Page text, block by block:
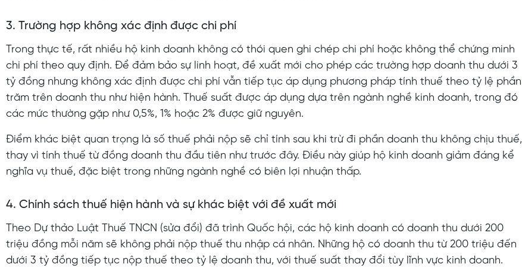
3. Trường hợp không xác định được chi phí
Trong thực tế, rất nhiều hộ kinh doanh không có thói quen ghi chép chi phí hoặc không thể chứng minh
chi phí theo quy định. Để đảm bảo sự linh hoạt, đề xuất mới cho phép các trường hợp doanh thu dưới 3
tỷ đồng nhưng không xác định được chi phí vẫn tiếp tục áp dụng phương pháp tính thuế theo tỷ lệ phần
trăm trên doanh thu như hiện hành. Thuế suất được áp dụng dựa trên ngành nghề kinh doanh, trong đó
các mức thường gặp như 0,5%, 1% hoặc 2% được giữ nguyên.
Điểm khác biệt quan trọng là số thuế phải nộp sẽ chỉ tính sau khi trừ đi phần doanh thu không chịu thuế,
thay vì tính thuế từ đồng doanh thu đầu tiên như trước đây. Điều này giúp hộ kinh doanh giảm đáng kể
nghĩa vụ thuế, đặc biệt trong những ngành nghề có biên lợi nhuận thấp.
4. Chính sách thuế hiện hành và sự khác biệt với đề xuất mới
Theo Dự thảo Luật Thuế TNCN (sửa đổi) đã trình Quốc hội, các hộ kinh doanh có doanh thu dưới 200
triệu đồng mỗi năm sẽ không phải nộp thuế thu nhập cá nhân. Những hộ có doanh thu từ 200 triệu đến
dưới 3 tỷ đồng tiếp tục nộp thuế theo tỷ lệ doanh thu, với thuế suất thay đổi tùy lĩnh vực kinh doanh.